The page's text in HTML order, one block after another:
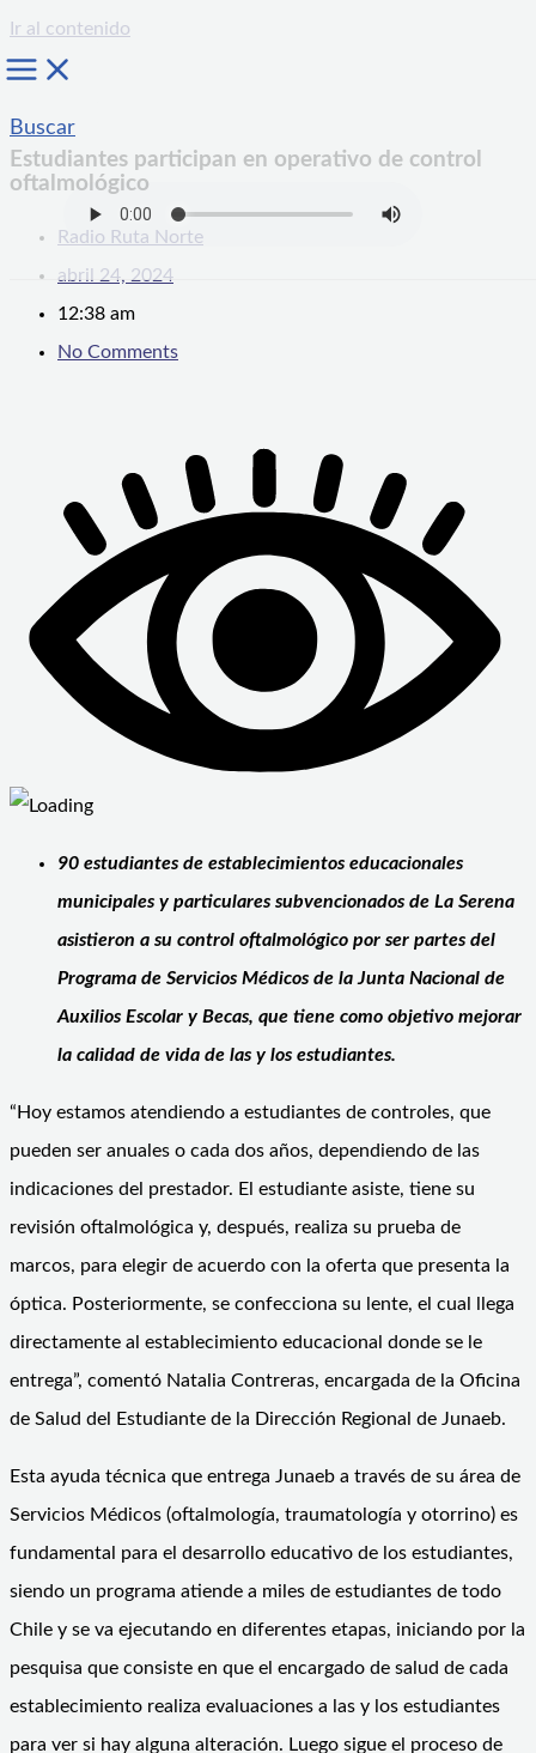
Ir al contenido
Buscar
Estudiantes participan en operativo de control
oftalmológico
Radio Ruta Norte
abril 24, 2024
12:38 am
No Comments
90 estudiantes de establecimientos educacionales
municipales y particulares subvencionados de La Serena
asistieron a su control oftalmológico por ser partes del
Programa de Servicios Médicos de la Junta Nacional de
Auxilios Escolar y Becas, que tiene como objetivo mejorar
la calidad de vida de las y los estudiantes.
“Hoy estamos atendiendo a estudiantes de controles, que
pueden ser anuales o cada dos años, dependiendo de las
indicaciones del prestador. El estudiante asiste, tiene su
revisión oftalmológica y, después, realiza su prueba de
marcos, para elegir de acuerdo con la oferta que presenta la
óptica. Posteriormente, se confecciona su lente, el cual llega
directamente al establecimiento educacional donde se le
entrega”, comentó Natalia Contreras, encargada de la Oficina
de Salud del Estudiante de la Dirección Regional de Junaeb.
Esta ayuda técnica que entrega Junaeb a través de su área de
Servicios Médicos (oftalmología, traumatología y otorrino) es
fundamental para el desarrollo educativo de los estudiantes,
siendo un programa atiende a miles de estudiantes de todo
Chile y se va ejecutando en diferentes etapas, iniciando por la
pesquisa que consiste en que el encargado de salud de cada
establecimiento realiza evaluaciones a las y los estudiantes
para ver si hay alguna alteración. Luego sigue el proceso de